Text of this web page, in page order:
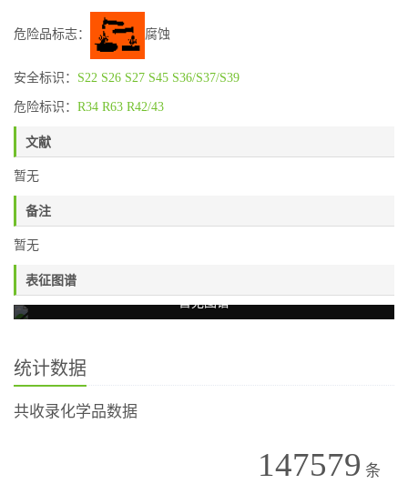
危险品标志： 腐蚀
安全标识： S22 S26 S27 S45 S36/S37/S39
危险标识： R34 R63 R42/43
文献
暂无
备注
暂无
表征图谱
暂无图谱
统计数据
共收录化学品数据
147579 条